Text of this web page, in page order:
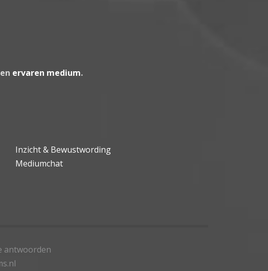
ervaren medium.
Inzicht & Bewustwording
Mediumchat
antwoorden